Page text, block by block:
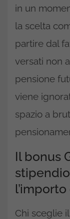
in un
la scelta
partire dal
versati non
pensione
viene
spazio a
Il bonus
Chi sceglie